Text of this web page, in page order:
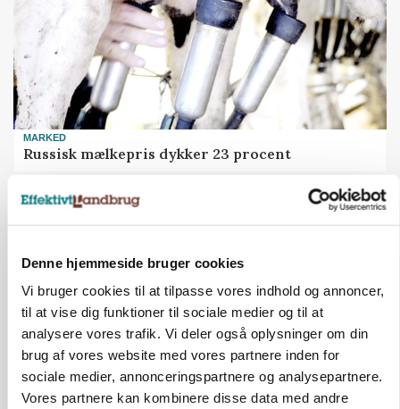
Denne hjemmeside bruger cookies
Vi bruger cookies til at tilpasse vores indhold og annoncer,
til at vise dig funktioner til sociale medier og til at
analysere vores trafik. Vi deler også oplysninger om din
brug af vores website med vores partnere inden for
sociale medier, annonceringspartnere og analysepartnere.
Vores partnere kan kombinere disse data med andre
MARKED
Russisk mælkepris dykker 23 procent